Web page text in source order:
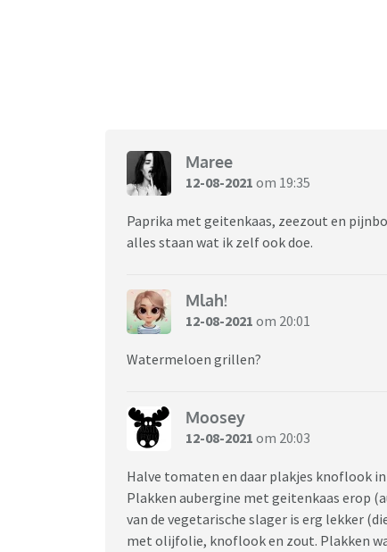
Maree
12-08-2021 om 19:35
Paprika met geitenkaas, zeezout en
alles staan wat ik zelf ook doe.
Mlah!
12-08-2021 om 20:01
Watermeloen grillen?
Moosey
12-08-2021 om 20:03
Halve tomaten en daar plakjes knoflook
Plakken aubergine met geitenkaas erop
van de vegetarische slager is erg lekker
met olijfolie, knoflook en zout. Plakken